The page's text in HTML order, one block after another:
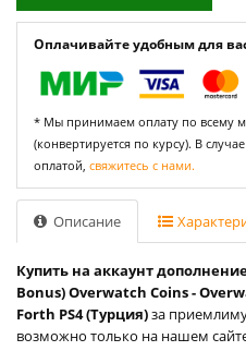
Оплачивайте удобным для
* Мы принимаем оплату по всему
(конвертируется по курсу). В
оплатой, свяжитесь с нами.
Описание
Купить на аккаунт
Bonus) Overwatch Coins -
Forth PS4 (Турция)за
возможно только на нашем